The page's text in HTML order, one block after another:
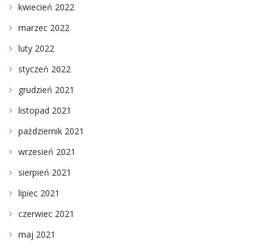
kwiecień 2022
marzec 2022
luty 2022
styczeń 2022
grudzień 2021
listopad 2021
październik 2021
wrzesień 2021
sierpień 2021
lipiec 2021
czerwiec 2021
maj 2021